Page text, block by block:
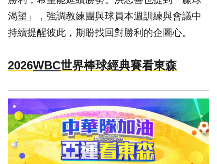
渴望」，強調教練團與球員本週訓練與會議中
持續提醒彼此，期盼找回對勝利的企圖心。
2026WBC世界棒球經典賽看東森